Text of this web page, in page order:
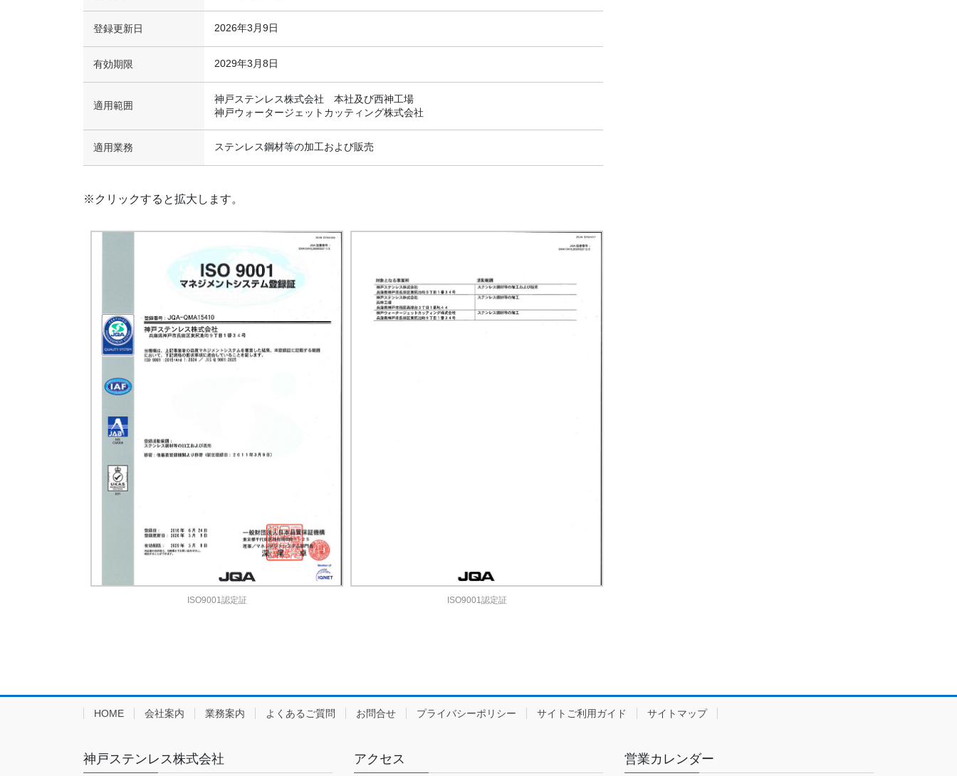
登録更新日 2026年3月9日
有効期限 2029年3月8日
適用範囲
神戸ステンレス株式会社 本社及び西神工場
神戸ウォータージェットカッティング株式会社
適用業務 ステンレス鋼材等の加工および販売
※クリックすると拡大します。
ISO9001認定証 ISO9001認定証
HOME 会社案内 業務案内 よくあるご質問 お問合せ プライバシーポリシー サイトご利用ガイド サイトマップ
神戸ステンレス株式会社 アクセス 営業カレンダー